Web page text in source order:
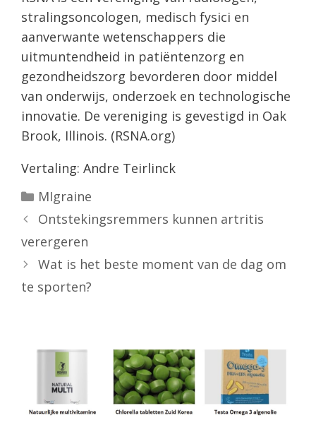
stralingsoncologen, medisch fysici en
aanverwante wetenschappers die
uitmuntendheid in patiëntenzorg en
gezondheidszorg bevorderen door middel
van onderwijs, onderzoek en technologische
innovatie. De vereniging is gevestigd in Oak
Brook, Illinois. (RSNA.org)
Vertaling: Andre Teirlinck
Categorieën
MIgraine
Ontstekingsremmers kunnen artritis
verergeren
Wat is het beste moment van de dag om
te sporten?